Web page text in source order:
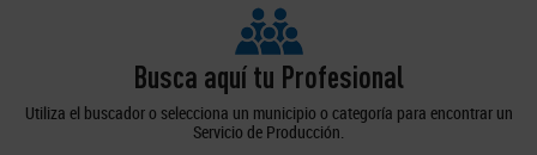
Busca aquí tu Profesional
Utiliza el buscador o selecciona un municipio o categoría para encontrar un
Servicio de Producción.